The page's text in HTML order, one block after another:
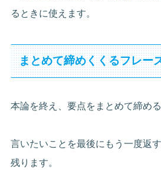
るときに使えます。
まとめて締めくくるフレー
本論を終え、要点をまとめて締める
言いたいことを最後にもう一度返
残ります。